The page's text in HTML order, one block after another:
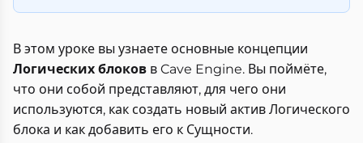
В этом уроке вы узнаете основные концепции
Логических блоков в Cave Engine. Вы поймёте,
что они собой представляют, для чего они
используются, как создать новый актив Логического
блока и как добавить его к Сущности.